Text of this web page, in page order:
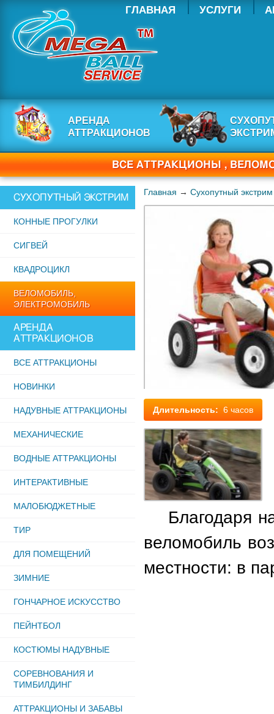
ГЛАВНАЯ УСЛУГИ
АРЕНДА
АТТРАКЦИОНОВ
ВСЕ АТТРАКЦИОНЫ ,
СУХОПУТНЫЙ ЭКСТРИМ
КОННЫЕ ПРОГУЛКИ
СИГВЕЙ
КВАДРОЦИКЛ
ВЕЛОМОБИЛЬ,
ЭЛЕКТРОМОБИЛЬ
АРЕНДА
АТТРАКЦИОНОВ
ВСЕ АТТРАКЦИОНЫ
НОВИНКИ
НАДУВНЫЕ АТТРАКЦИОНЫ
МЕХАНИЧЕСКИЕ
ВОДНЫЕ АТТРАКЦИОНЫ
ИНТЕРАКТИВНЫЕ
МАЛОБЮДЖЕТНЫЕ
ТИР
ДЛЯ ПОМЕЩЕНИЙ
ЗИМНИЕ
ГОНЧАРНОЕ ИСКУССТВО
ПЕЙНТБОЛ
КОСТЮМЫ НАДУВНЫЕ
СОРЕВНОВАНИЯ И
ТИМБИЛДИНГ
АТТРАКЦИОНЫ И ЗАБАВЫ
Главная → Сухопутный экстрим
Длительность: 6 часов
Благодаря
веломобиль
местности: в